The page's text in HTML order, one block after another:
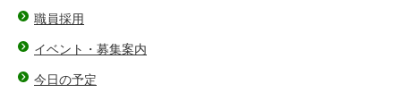
職員採用
イベント・募集案内
今日の予定